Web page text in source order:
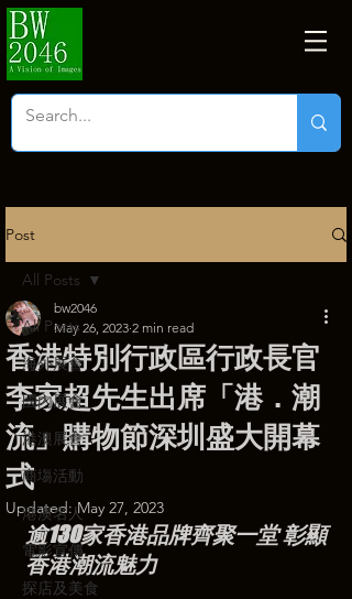
Post
All Posts
海外展會
國內展會
港澳展會
商塲活動
港澳名人
電影宣傳
探店及美食
All Posts
香港特別行政區行政長官
李家超先生出席「港．潮
流」購物節深圳盛大開幕
式
bw2046
May 26, 2023 2 min read
Updated:May 27, 2023
逾130家香港品牌齊聚一堂 彰顯
香港潮流魅力